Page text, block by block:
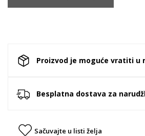
Proizvod je moguće vratiti u
Besplatna dostava za
Sačuvajte u listi želja